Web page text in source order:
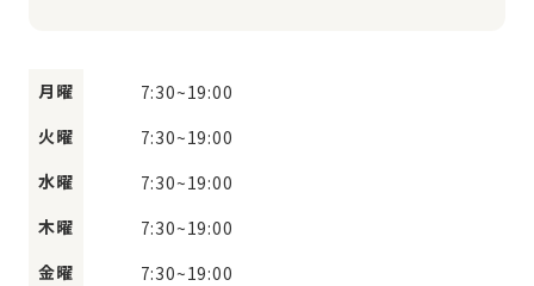
月曜 7:30~19:00
火曜
7:30~19:00
水曜
7:30~19:00
木曜
7:30~19:00
金曜
7:30~19:00